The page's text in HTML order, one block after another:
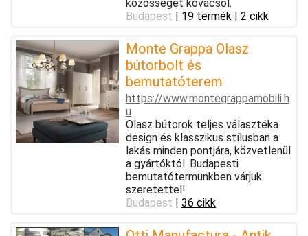
közösséget kovácsol.
Budapest | 19 termék | 2 cikk
Monte Grappa Olasz
bútorbolt és
bemutatóterem
https://www.montegrappamobili.h
u
Olasz bútorok teljes választéka
design és klasszikus stílusban a
lakás minden pontjára, közvetlenül
a gyártóktól. Budapesti
bemutatótermünkben várjuk
szeretettel!
Budapest | 36 cikk